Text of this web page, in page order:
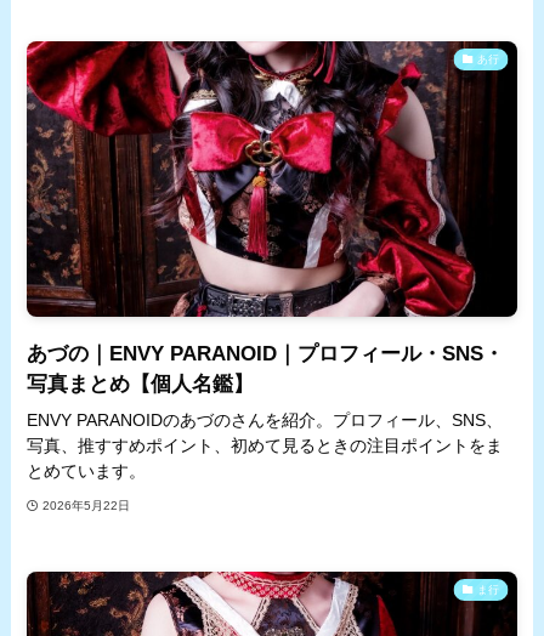
あ行
あづの｜ENVY PARANOID｜プロフィール・SNS・
写真まとめ【個人名鑑】
ENVY PARANOIDのあづのさんを紹介。プロフィール、SNS、
写真、推すすめポイント、初めて見るときの注目ポイントをま
とめています。
2026年5月22日
ま行